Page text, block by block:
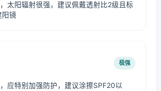
太阳辐射很强，建议佩戴透射比2级且标
镜
极强
应特别加强防护，建议涂擦SPF20以